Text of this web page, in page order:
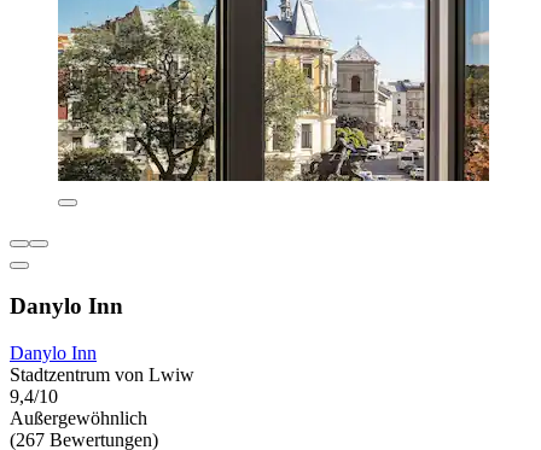
Danylo Inn
Danylo Inn
Stadtzentrum von Lwiw
9,4/10
Außergewöhnlich
(267 Bewertungen)